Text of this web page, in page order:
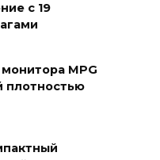
с 19
MPG
плотностью